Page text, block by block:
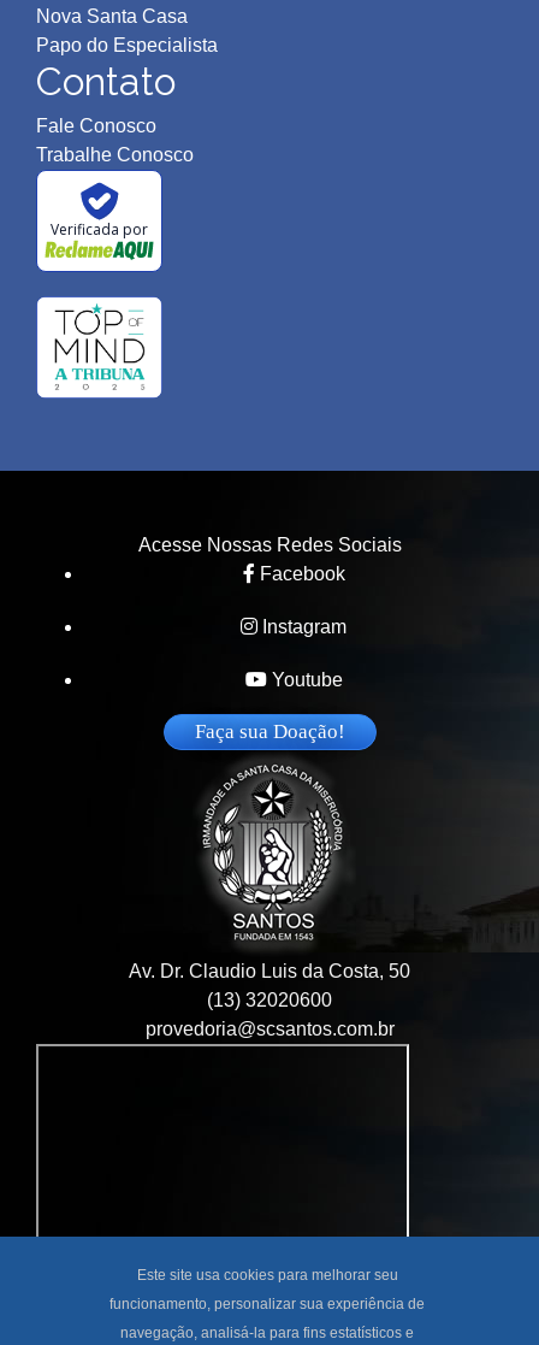
Nova Santa Casa
Papo do Especialista
Contato
Fale Conosco
Trabalhe Conosco
Verificada por
Acesse Nossas Redes Sociais
Facebook
Instagram
Youtube
Faça sua Doação!
Av. Dr. Claudio Luis da Costa, 50
(13) 32020600
provedoria@scsantos.com.br
Este site usa cookies para melhorar seu
funcionamento, personalizar sua experiência de
navegação, analisá-la para fins estatísticos e